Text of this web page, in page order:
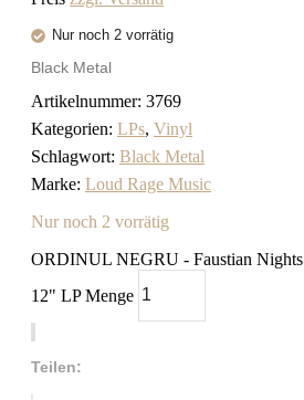
Nur noch 2 vorrätig
Black Metal
Artikelnummer: 3769
Kategorien: LPs, Vinyl
Schlagwort: Black Metal
Marke: Loud Rage Music
Nur noch 2 vorrätig
ORDINUL NEGRU - Faustian Nights
12" LP Menge
Teilen: